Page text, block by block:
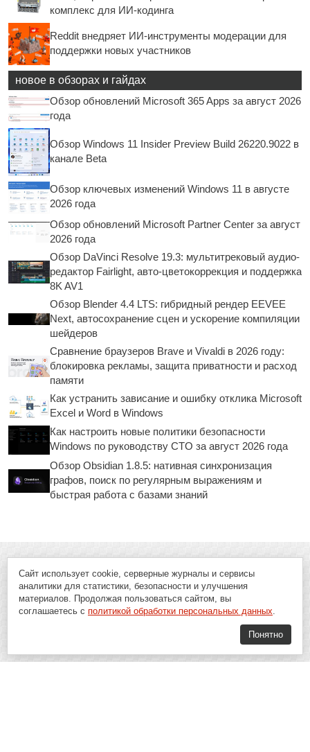
комплекс для ИИ-кодинга
Reddit внедряет ИИ-инструменты модерации для
поддержки новых участников
новое в обзорах и гайдах
Обзор обновлений Microsoft 365 Apps за август 2026
года
Обзор Windows 11 Insider Preview Build 26220.9022 в
канале Beta
Обзор ключевых изменений Windows 11 в августе
2026 года
Обзор обновлений Microsoft Partner Center за август
2026 года
Обзор DaVinci Resolve 19.3: мультитрековый аудио-
редактор Fairlight, авто-цветокоррекция и поддержка
8K AV1
Обзор Blender 4.4 LTS: гибридный рендер EEVEE
Next, автосохранение сцен и ускорение компиляции
шейдеров
Сравнение браузеров Brave и Vivaldi в 2026 году:
блокировка рекламы, защита приватности и расход
памяти
Как устранить зависание и ошибку отклика Microsoft
Excel и Word в Windows
Как настроить новые политики безопасности
Windows по руководству CTO за август 2026 года
Обзор Obsidian 1.8.5: нативная синхронизация
графов, поиск по регулярным выражениям и
быстрая работа с базами знаний
Сайт использует cookie, серверные журналы и сервисы
аналитики для статистики, безопасности и улучшения
материалов. Продолжая пользоваться сайтом, вы
соглашаетесь с политикой обработки персональных данных.
Понятно